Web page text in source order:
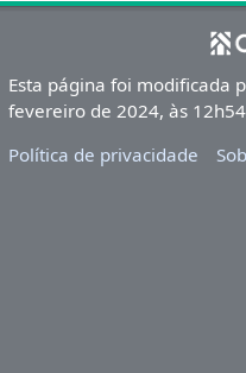
Esta página foi modificada
fevereiro de 2024, às
Política de privacidade